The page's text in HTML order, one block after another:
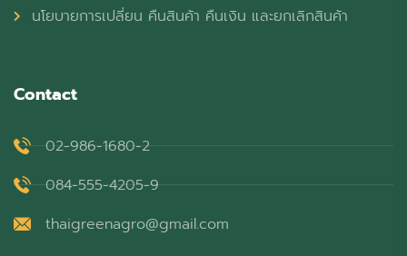
นโยบายการเปลี่ยน คืนสินค้า คืนเงิน และยกเลิกสินค้า
Contact
02-986-1680-2
084-555-4205-9
thaigreenagro@gmail.com